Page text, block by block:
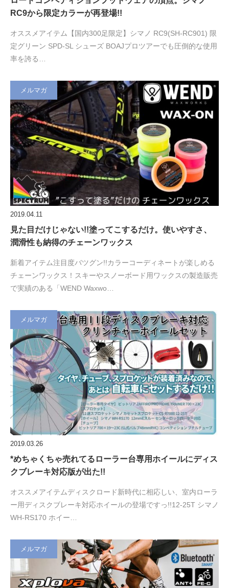
RC9から限定カラーが再登場!!
オススメアイテム【国内300足限定】シマノ RC9(SH-RC901) 限
定グリーン SPD-SL シューズ BOAJプロツアーでも圧倒的な使用
率を誇る…
メルマガ
2019.04.11
見た目だけじゃない!!塗ってこするだけ。使いやすさ、
潤滑性も納得のチェーンワックス
新着アイテム注目度バツグン!!カラーコーディネートが楽しめる
チェーンワックス！スキーやスノーボード用ワックスの製造販売
で実績のある「WEND Waxwo…
メルマガ
2019.03.26
*めちゃくちゃ売れてるローラー台専用ホイールにディス
クブレーキ対応版が出た!!
オススメアイテムディスクロード新時代に相応しい、室内ローラ
ー用ディスクブレーキ対応ホイールの登場ですっ!!12-25T シマノ
WH-RS170 ホイー…
メルマガ